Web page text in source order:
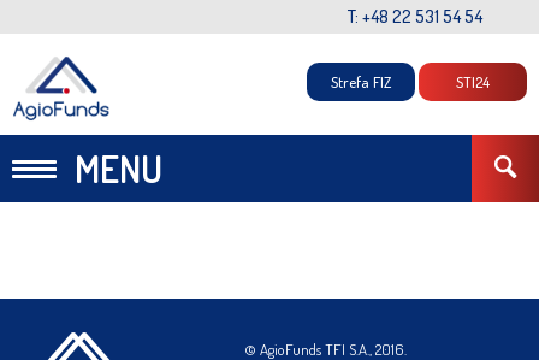
T: +48 22 531 54 54
MENU
Strefa FIZ STI24
© AgioFunds TFI S.A., 2016.